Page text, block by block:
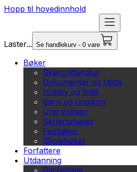
Hopp til hovedinnhold
Laster... Se handlekurv - 0 vare
Bøker
Skjønnlitteratur
Dokumentar og fakta
Hobby og fritid
Barn og ungdom
Ung voksen
Serieromaner
Fagbøker
Skolebøker
Forfattere
Utdanning
Barnehage